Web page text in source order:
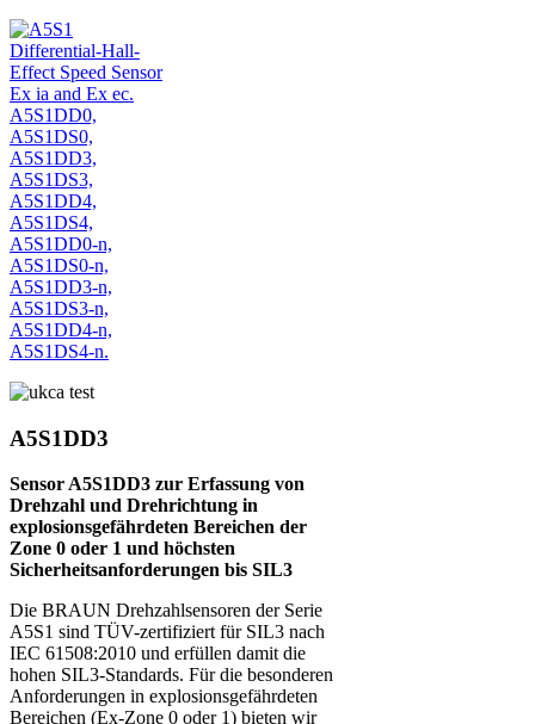
A5S1DD3
Sensor A5S1DD3 zur Erfassung von
Drehzahl und Drehrichtung in
explosionsgefährdeten Bereichen der
Zone 0 oder 1 und höchsten
Sicherheitsanforderungen bis SIL3
Die BRAUN Drehzahlsensoren der Serie
A5S1 sind TÜV-zertifiziert für SIL3 nach
IEC 61508:2010 und erfüllen damit die
hohen SIL3-Standards. Für die besonderen
Anforderungen in explosionsgefährdeten
Bereichen (Ex-Zone 0 oder 1) bieten wir